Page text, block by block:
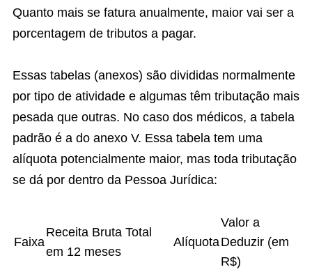
Quanto mais se fatura anualmente, maior vai ser a
porcentagem de tributos a pagar.
Essas tabelas (anexos) são divididas normalmente
por tipo de atividade e algumas têm tributação mais
pesada que outras. No caso dos médicos, a tabela
padrão é a do anexo V. Essa tabela tem uma
alíquota potencialmente maior, mas toda tributação
se dá por dentro da Pessoa Jurídica:
Faixa
Receita Bruta Total
em 12 meses
Alíquota
Valor a
Deduzir (em
R$)